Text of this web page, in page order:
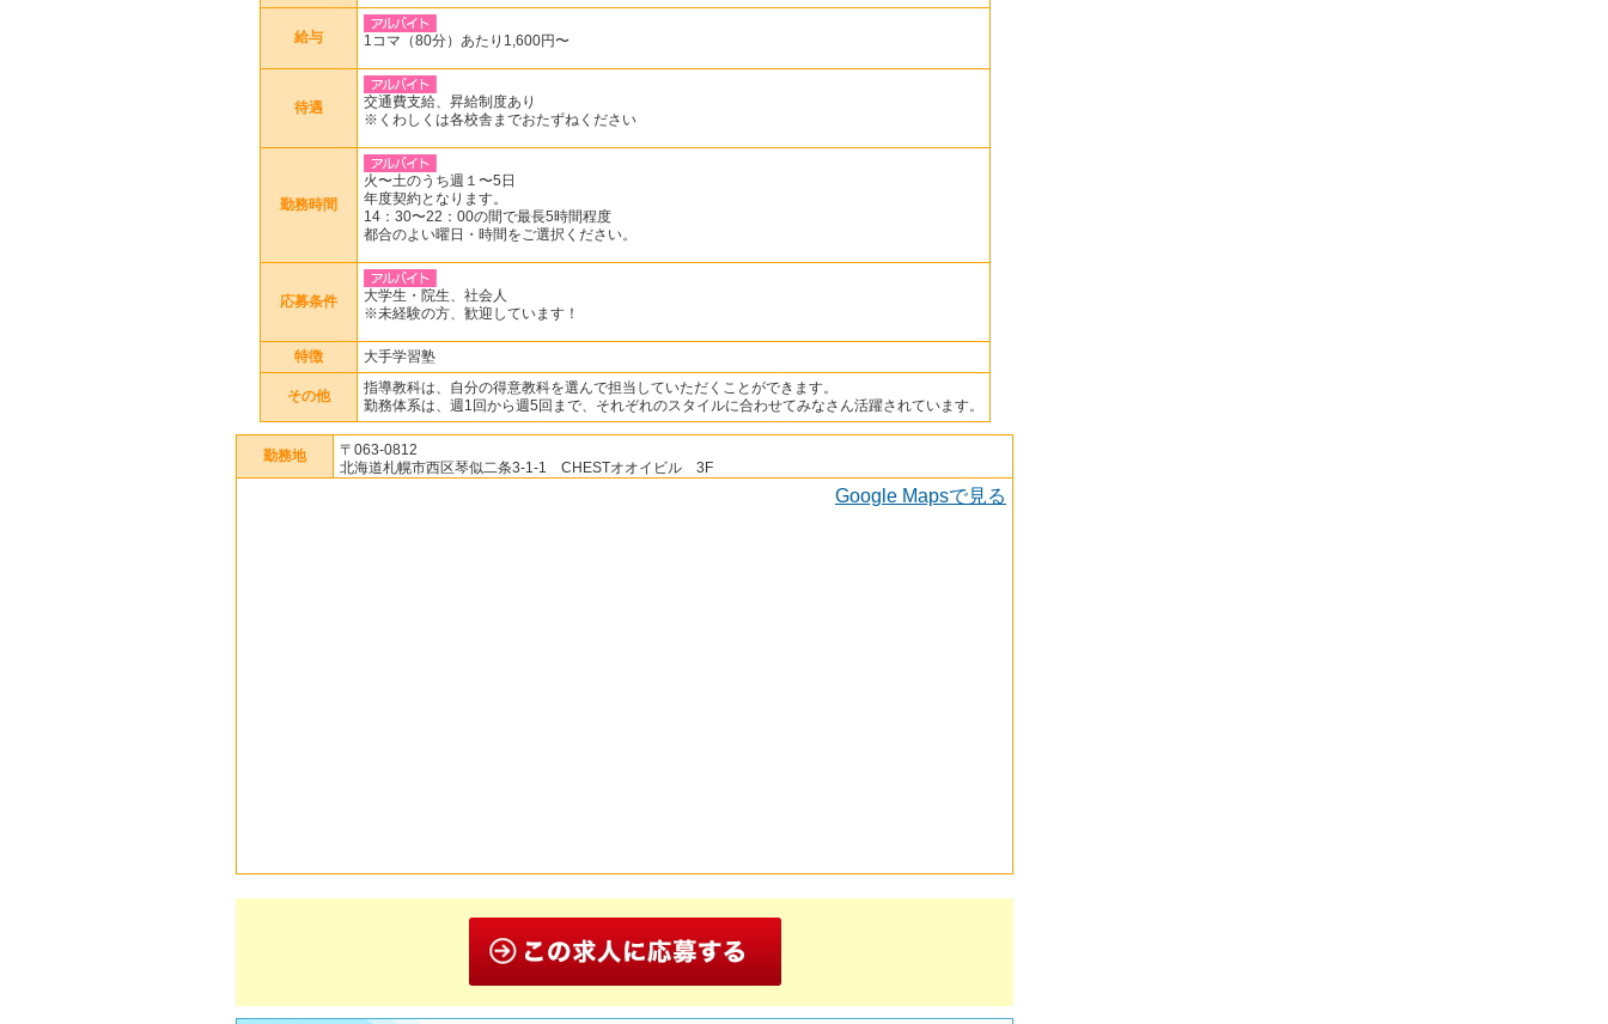
給与 1コマ（80分）あたり1,600円〜
待遇
交通費支給、昇給制度あり
※くわしくは各校舎までおたずねください
勤務時間
火〜土のうち週１〜5日
年度契約となります。
14：30〜22：00の間で最長5時間程度
都合のよい曜日・時間をご選択ください。
応募条件
大学生・院生、社会人
※未経験の方、歓迎しています！
特徴 大手学習塾
その他
指導教科は、自分の得意教科を選んで担当していただくことができます。
勤務体系は、週1回から週5回まで、それぞれのスタイルに合わせてみなさん活躍されています。
勤務地
〒063-0812
北海道札幌市西区琴似二条3-1-1 CHESTオオイビル 3F
Google Mapsで見る